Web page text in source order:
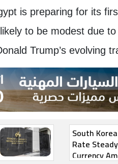
is preparing for its
to be modest due
Trump’s evolving
South
Rate
Currency